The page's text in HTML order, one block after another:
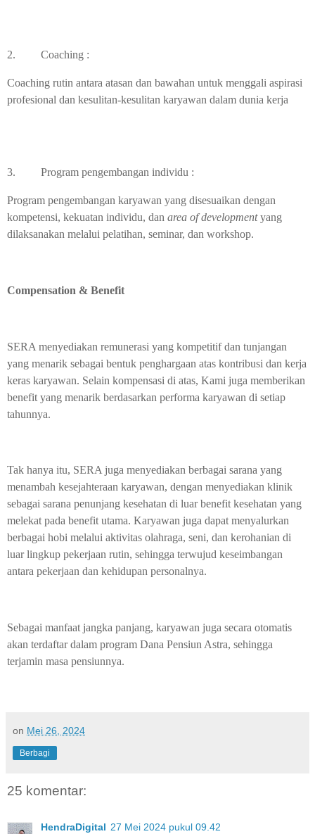
2. Coaching :
Coaching rutin antara atasan dan bawahan untuk menggali aspirasi
profesional dan kesulitan-kesulitan karyawan dalam dunia kerja
3. Program pengembangan individu :
Program pengembangan karyawan yang disesuaikan dengan
kompetensi, kekuatan individu, dan area of developmentyang
dilaksanakan melalui pelatihan, seminar, dan workshop.
Compensation & Benefit
SERA menyediakan remunerasi yang kompetitif dan tunjangan
yang menarik sebagai bentuk penghargaan atas kontribusi dan kerja
keras karyawan. Selain kompensasi di atas, Kami juga memberikan
benefit yang menarik berdasarkan performa karyawan di setiap
tahunnya.
Tak hanya itu, SERA juga menyediakan berbagai sarana yang
menambah kesejahteraan karyawan, dengan menyediakan klinik
sebagai sarana penunjang kesehatan di luar benefit kesehatan yang
melekat pada benefit utama. Karyawan juga dapat menyalurkan
berbagai hobi melalui aktivitas olahraga, seni, dan kerohanian di
luar lingkup pekerjaan rutin, sehingga terwujud keseimbangan
antara pekerjaan dan kehidupan personalnya.
Sebagai manfaat jangka panjang, karyawan juga secara otomatis
akan terdaftar dalam program Dana Pensiun Astra, sehingga
terjamin masa pensiunnya.
on Mei 26, 2024
Berbagi
25 komentar:
HendraDigital 27 Mei 2024 pukul 09.42